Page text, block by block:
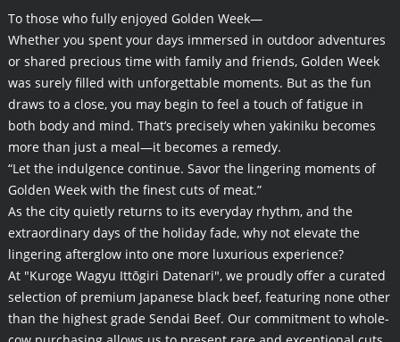
To those who fully enjoyed Golden Week—
Whether you spent your days immersed in outdoor adventures
or shared precious time with family and friends, Golden Week
was surely filled with unforgettable moments. But as the fun
draws to a close, you may begin to feel a touch of fatigue in
both body and mind. That’s precisely when yakiniku becomes
more than just a meal—it becomes a remedy.
“Let the indulgence continue. Savor the lingering moments of
Golden Week with the finest cuts of meat.”
As the city quietly returns to its everyday rhythm, and the
extraordinary days of the holiday fade, why not elevate the
lingering afterglow into one more luxurious experience?
At "Kuroge Wagyu Ittōgiri Datenari", we proudly offer a curated
selection of premium Japanese black beef, featuring none other
than the highest grade Sendai Beef. Our commitment to whole-